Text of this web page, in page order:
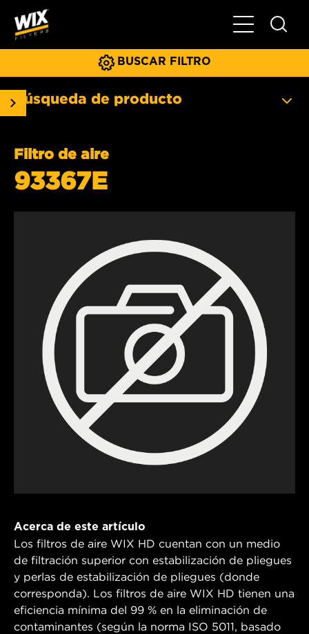
Menú
BUSCAR FILTRO
Búsqueda de producto
Filtro de aire
93367E
Acerca de este artículo
Los filtros de aire WIX HD cuentan con un medio
de filtración superior con estabilización de pliegues
y perlas de estabilización de pliegues (donde
corresponda). Los filtros de aire WIX HD tienen una
eficiencia mínima del 99 % en la eliminación de
contaminantes (según la norma ISO 5011, basado